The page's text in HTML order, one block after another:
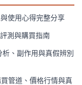
使用心得完整分享
測與購買指南
、副作用與真假辨別
管道、價格行情與真